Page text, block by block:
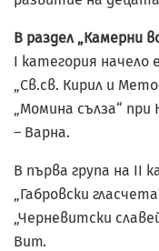
В раздел „Камерни
I категория начело
„Св.св. Кирил и
„Момина сълза“
– Варна.
В първа група на II
„Габровски
„Черневитски
Вит.